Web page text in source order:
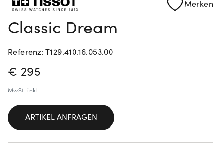
Merken
Classic Dream
Referenz: T129.410.16.053.00
PREISINFORMATIONEN
€ 295
MwSt. inkl.
ARTIKEL ANFRAGEN